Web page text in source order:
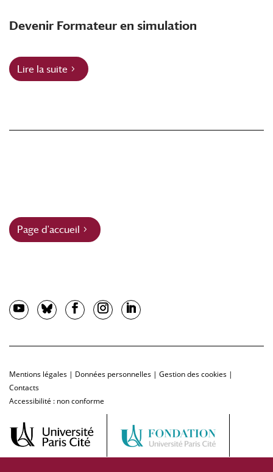
Devenir Formateur en simulation
Lire la suite
Page d'accueil
Mentions légales | Données personnelles | Gestion des cookies |
Contacts
Accessibilité : non conforme